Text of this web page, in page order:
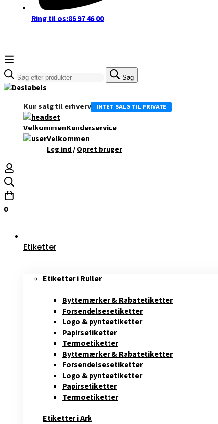
Ring til os:86 97 46 00
Søge
efter:
Søg
Kun salg til erhverv INTET SALG TIL PRIVATE
VelkommenKunderservice
Velkommen
Log ind/Opret bruger
0
Etiketter
Etiketter i Ruller
Byttemærker & Rabatetiketter
Forsendelsesetiketter
Logo & pynteetiketter
Papirsetiketter
Termoetiketter
Byttemærker & Rabatetiketter
Forsendelsesetiketter
Logo & pynteetiketter
Papirsetiketter
Termoetiketter
Etiketter i Ark